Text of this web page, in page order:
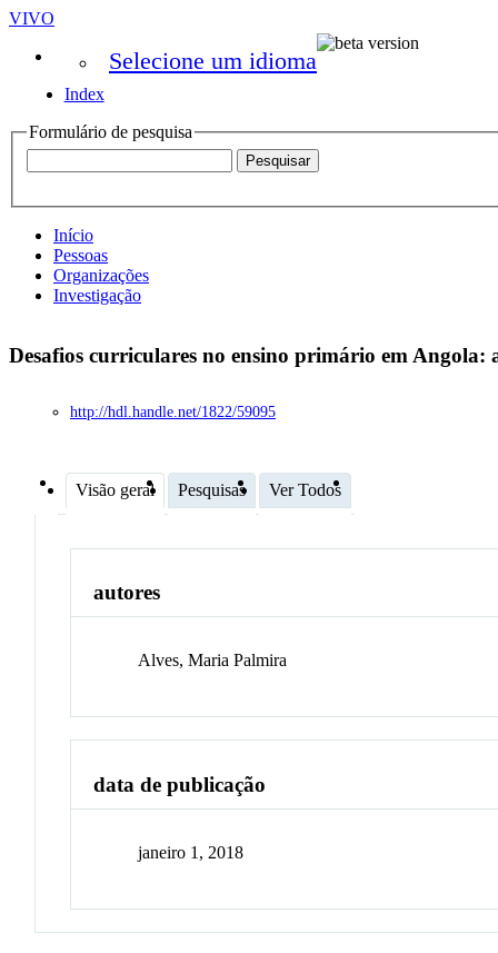
VIVO
Selecione um idioma
Index
Formulário de pesquisa
Início
Pessoas
Organizações
Investigação
Desafios curriculares no ensino primário em
http://hdl.handle.net/1822/59095
Visão geral Pesquisas Ver Todos
autores
Alves, Maria Palmira
data de publicação
janeiro 1, 2018